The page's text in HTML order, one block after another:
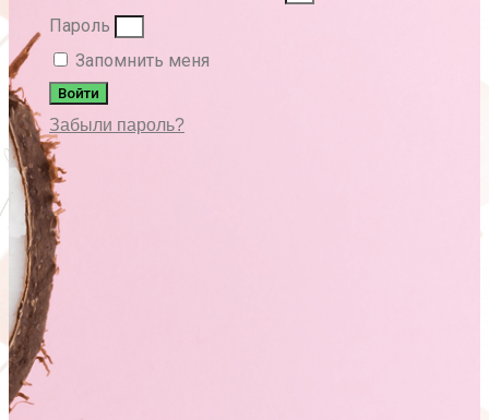
Пароль
Запомнить меня
Войти
Забыли пароль?